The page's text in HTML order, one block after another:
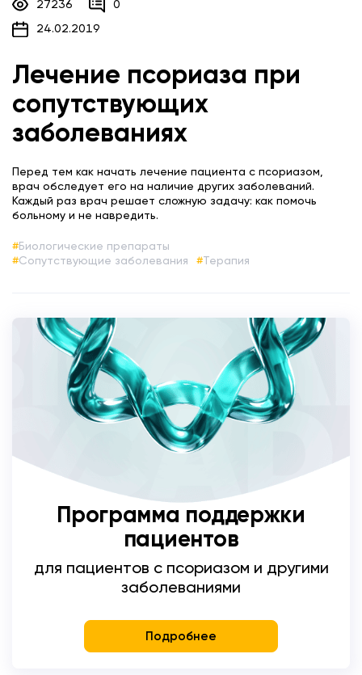
27236 0
24.02.2019
Лечение псориаза при
сопутствующих
заболеваниях
Перед тем как начать лечение пациента с псориазом,
врач обследует его на наличие других заболеваний.
Каждый раз врач решает сложную задачу: как помочь
больному и не навредить.
Биологические препараты
Сопутствующие заболевания
Терапия
Программа поддержки
пациентов
для пациентов с псориазом и другими
заболеваниями
Подробнее